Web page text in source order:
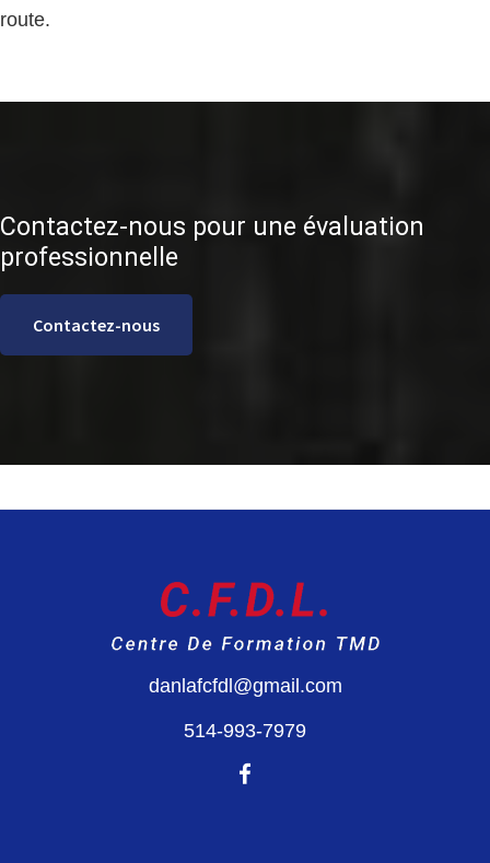
route.
Contactez-nous pour une évaluation
professionnelle
Contactez-nous
danlafcfdl@gmail.com
514-993-7979